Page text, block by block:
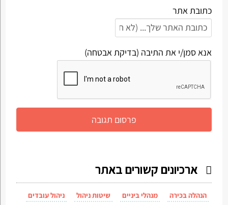
כתובת אתר
אנא סמן/י את התיבה (בדיקת אבטחה)
ארכיונים קשורים באתר
הנהלה בכירה מנהלי ביניים שיטות ניהול
ניהול עובדים